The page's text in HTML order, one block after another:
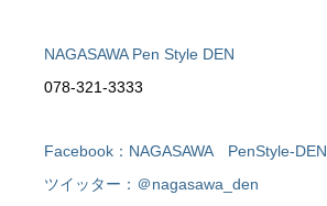
NAGASAWA Pen Style DEN
078-321-3333
Facebook：NAGASAWA PenStyle-DEN
ツイッター：＠nagasawa_den